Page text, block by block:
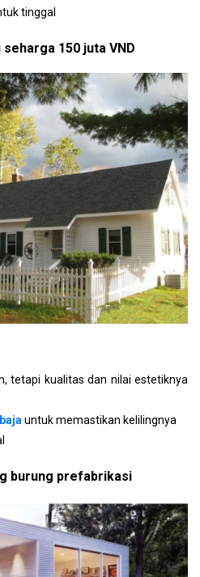
tinggal
150 juta VND
tetapi kualitas dan nilai estetiknya
untuk memastikan kelilingnya
burung prefabrikasi